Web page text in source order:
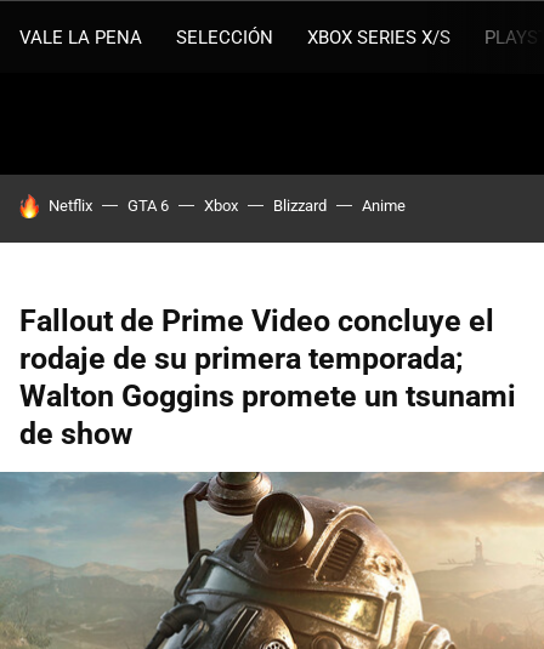
VALE LA PENA SELECCIÓN XBOX SERIES X/S
HOY SE HABLA DE
Netflix GTA 6 Xbox Blizzard Anime
Fallout de Prime Video concluye el
rodaje de su primera temporada;
Walton Goggins promete un tsunami
de show